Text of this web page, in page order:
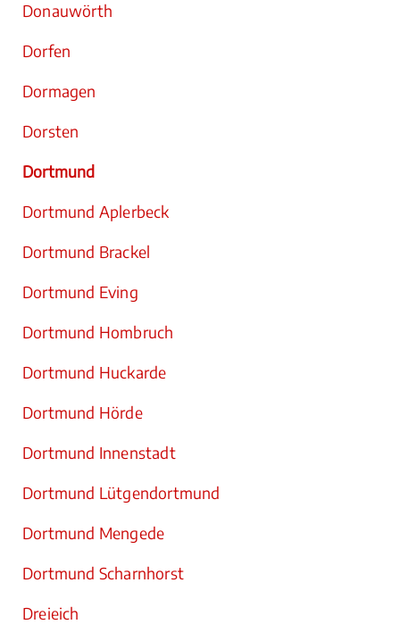
Donauwörth
Dorfen
Dormagen
Dorsten
Dortmund
Dortmund Aplerbeck
Dortmund Brackel
Dortmund Eving
Dortmund Hombruch
Dortmund Huckarde
Dortmund Hörde
Dortmund Innenstadt
Dortmund Lütgendortmund
Dortmund Mengede
Dortmund Scharnhorst
Dreieich